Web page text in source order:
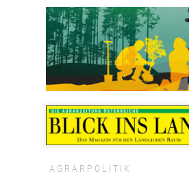
AGRARPOLITIK